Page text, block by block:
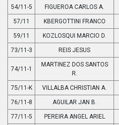
54/11-5 FIGUEROA CARLOS A.
57/11 KBERGOTTINI FRANCO
59/11 KOZLOSQUI MARCIO D.
73/11-3 REIS JESUS
74/11-1
MARTINEZ DOS SANTOS
R.
75/11-K VILLALBA CHRISTIAN A.
76/11-8 AGUILAR JAN B.
77/11-5 PEREIRA ANGEL ARIEL